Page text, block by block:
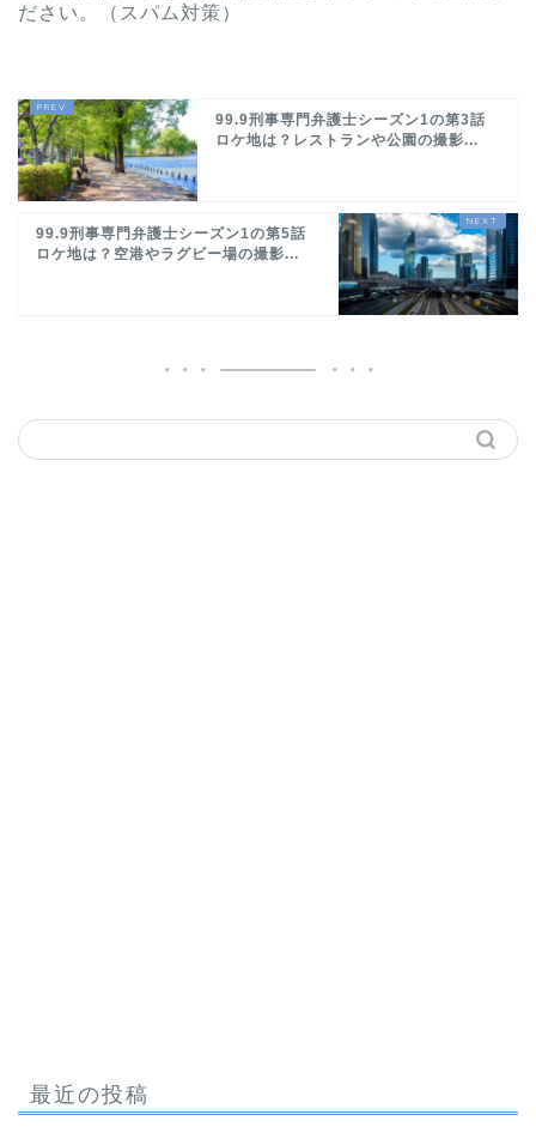
ださい。（スパム対策）
99.9刑事専門弁護士シーズン1の第3話
ロケ地は？レストランや公園の撮影...
99.9刑事専門弁護士シーズン1の第5話
ロケ地は？空港やラグビー場の撮影...
最近の投稿